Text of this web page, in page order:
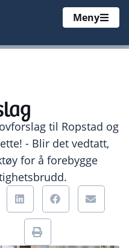
Meny
til Ropstad og
- Blir det vedtatt,
for å forebygge